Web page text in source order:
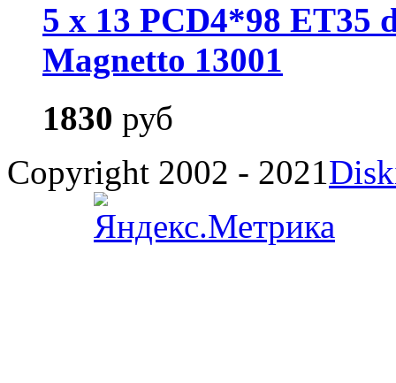
5 x 13 PCD4*98 ET35
Magnetto 13001
1830 руб
Copyright 2002 - 2021